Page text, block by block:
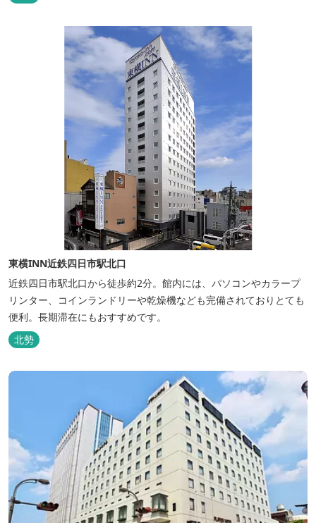
東横INN近鉄四日市駅北口
近鉄四日市駅北口から徒歩約2分。館内には、パソコンやカラープ
リンター、コインランドリーや乾燥機なども完備されておりとても
便利。長期滞在にもおすすめです。
北勢